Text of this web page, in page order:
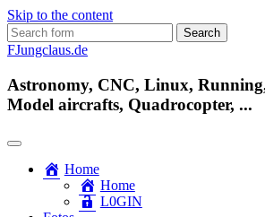
Skip to the content
Search
for:
FJungclaus.de
Astronomy, CNC, Linux,
Model aircrafts, Quadrocopter, ...
Home
Home
L​0​​GIN